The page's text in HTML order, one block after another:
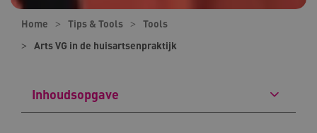
Home Tips & Tools
Tools
Arts VG in de huisartsenpraktijk
Inhoudsopgave